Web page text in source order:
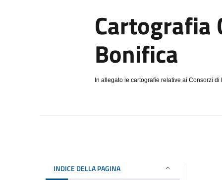
Cartografia
Bonifica
In allegato le cartografie relative ai Consorzi
INDICE DELLA PAGINA